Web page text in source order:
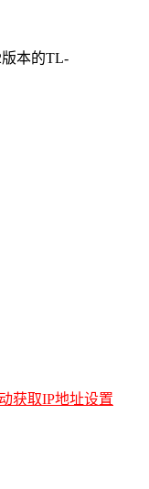
本的TL-
获取IP地址设置